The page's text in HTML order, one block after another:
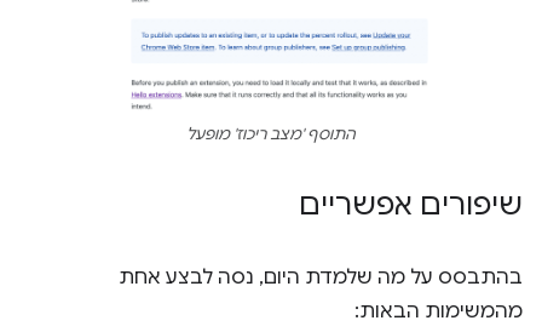
התוסף 'מצב ריכוז' מופעל
שיפורים אפשריים
בהתבסס על מה שלמדת היום, נסה לבצע אחת
מהמשימות הבאות: